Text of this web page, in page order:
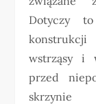
Dotyczy
wstrząsy i
przed